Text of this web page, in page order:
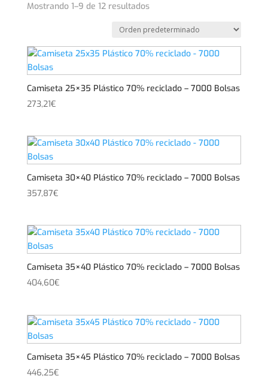
Mostrando 1–9 de 12 resultados
Camiseta 25×35 Plástico 70% reciclado – 7000 Bolsas
273,21€
Camiseta 30×40 Plástico 70% reciclado – 7000 Bolsas
357,87€
Camiseta 35×40 Plástico 70% reciclado – 7000 Bolsas
404,60€
Camiseta 35×45 Plástico 70% reciclado – 7000 Bolsas
446,25€